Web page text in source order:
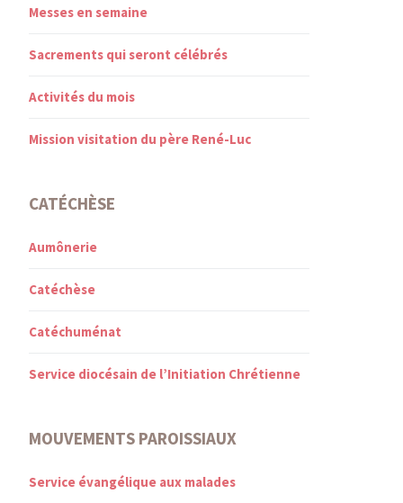
Messes en semaine
Sacrements qui seront célébrés
Activités du mois
Mission visitation du père René-Luc
CATÉCHÈSE
Aumônerie
Catéchèse
Catéchuménat
Service diocésain de l’Initiation Chrétienne
MOUVEMENTS PAROISSIAUX
Service évangélique aux malades